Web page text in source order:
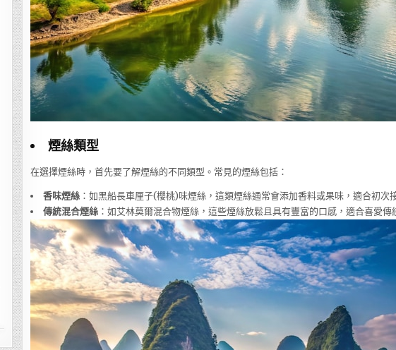
煙絲類型
在選擇煙絲時，首先要了解煙絲的不同類型。常見的煙絲包括：
香味煙絲：如黑船長車厘子(櫻桃)味煙絲，這類煙絲通常會添加香料或果味，適合初次
傳統混合煙絲：如艾林莫爾混合物煙絲，這些煙絲放鬆且具有豐富的口感，適合喜愛傳